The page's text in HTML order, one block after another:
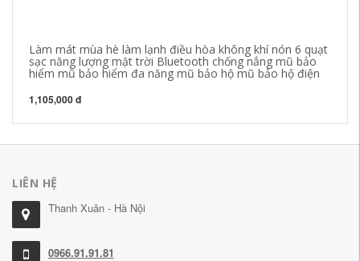
Làm mát mùa hè làm lạnh điều hòa không khí nón 6 quạt
sạc năng lượng mặt trời Bluetooth chống nắng mũ bảo
hiểm mũ bảo hiểm đa năng mũ bảo hộ mũ bảo hộ điện
1,105,000 đ
LIÊN HỆ
Thanh Xuân - Hà Nội
0966.91.91.81